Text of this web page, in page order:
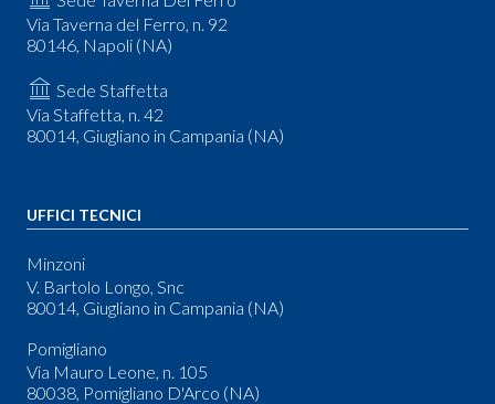
Via Taverna del Ferro, n. 92
80146, Napoli (NA)
Sede Staffetta
Via Staffetta, n. 42
80014, Giugliano in Campania (NA)
UFFICI TECNICI
Minzoni
V. Bartolo Longo, Snc
80014, Giugliano in Campania (NA)
Pomigliano
Via Mauro Leone, n. 105
80038, Pomigliano D'Arco (NA)